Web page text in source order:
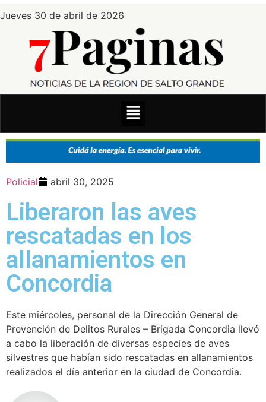
Jueves 30 de abril de 2026
Policial abril 30, 2025
Liberaron las aves
rescatadas en los
allanamientos en
Concordia
Este miércoles, personal de la Dirección General de
Prevención de Delitos Rurales – Brigada Concordia llevó
a cabo la liberación de diversas especies de aves
silvestres que habían sido rescatadas en allanamientos
realizados el día anterior en la ciudad de Concordia.